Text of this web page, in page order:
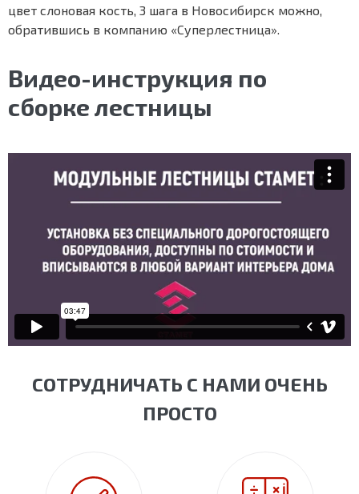
цвет слоновая кость, 3 шага в Новосибирск можно,
обратившись в компанию «Суперлестница».
Видео-инструкция по
сборке лестницы
СОТРУДНИЧАТЬ С НАМИ ОЧЕНЬ
ПРОСТО